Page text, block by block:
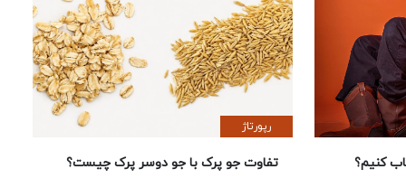
کنیم؟
رپورتاژ
تفاوت جو پرک با جو دوسر پرک چیست؟